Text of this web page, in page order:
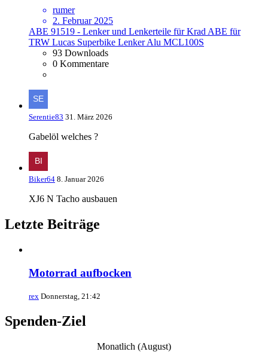
rumer
2. Februar 2025
ABE 91519 - Lenker und Lenkerteile für Krad ABE für
TRW Lucas Superbike Lenker Alu MCL100S
93 Downloads
0 Kommentare
Serentie83 31. März 2026
Gabelöl welches ?
Biker64 8. Januar 2026
XJ6 N Tacho ausbauen
Letzte Beiträge
Motorrad aufbocken
rex Donnerstag, 21:42
Spenden-Ziel
Monatlich (August)